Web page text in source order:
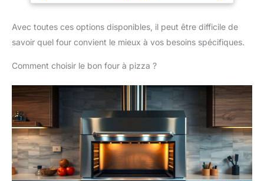
Avec toutes ces options disponibles, il peut être difficile de
savoir quel four convient le mieux à vos besoins spécifiques.
Comment choisir le bon four à pizza ?